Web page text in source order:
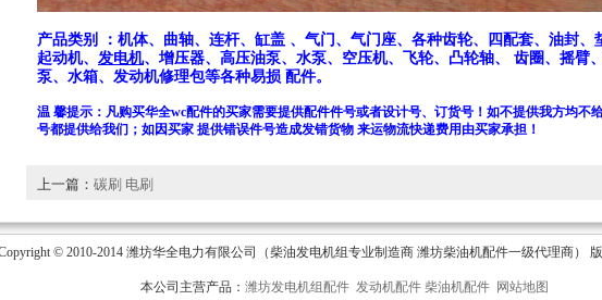
产品类别 ：机体、曲轴、连杆、缸盖 、气门、气门座、各种齿轮、四配套、油封、
起动机、 发电机、增压器、高压油泵、水泵、空压机、飞轮、凸轮轴、 齿圈、摇臂
泵、水箱、发动机修理包等各种易损 配件。
温 馨提示：凡购买华全wc配件的买家需要提供配件件号或者设计号、订货号！如不提供我方均不
号都提供给我们；如因买家 提供错误件号造成发错货物 来运物流快递费用由买家承担！
上一篇： 碳刷 电刷
© 2010-2014 潍坊华全电力有限公司（柴油发电机组专业制造商 潍坊柴油机配件一级代理商）
本公司主营产品： 潍坊发电机组配件 发动机配件 柴油机配件 网站地图